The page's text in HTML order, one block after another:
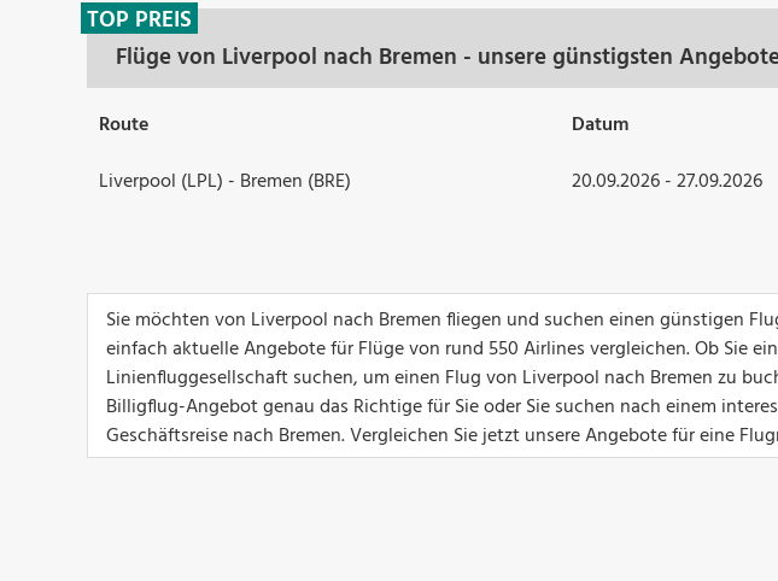
Flüge von Liverpool nach Bremen - unsere günstigsten
TOP PREIS
Route Datum
Liverpool (LPL) - Bremen (BRE)
20.09.2026 - 27.09.2026
Sie möchten von Liverpool nach Bremen fliegen und suchen einen günstigen
einfach aktuelle Angebote für Flüge von rund 550 Airlines vergleichen. Ob Sie
Linienfluggesellschaft suchen, um einen Flug von Liverpool nach Bremen zu
Billigflug-Angebot genau das Richtige für Sie oder Sie suchen nach einem
Geschäftsreise nach Bremen. Vergleichen Sie jetzt unsere Angebote für eine